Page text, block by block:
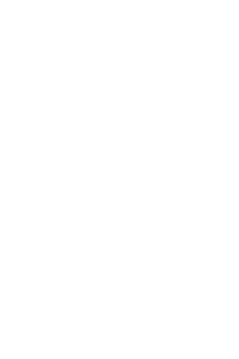
Информация